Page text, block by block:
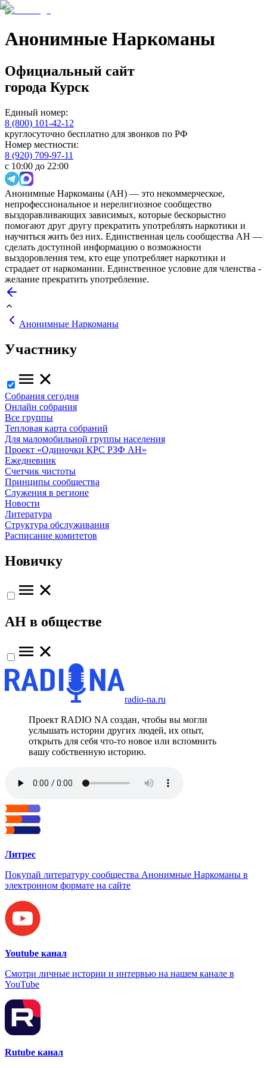
Анонимные Наркоманы
Официальный сайт
города Курск
Единый номер:
8 (800) 101-42-12
круглосуточно бесплатно для звонков по РФ
Номер местности:
8 (920) 709-97-11
с 10:00 до 22:00
Анонимные Наркоманы (АН) — это некоммерческое,
непрофессиональное и нерелигиозное сообщество
выздоравливающих зависимых, которые бескорыстно
помогают друг другу прекратить употреблять наркотики и
научиться жить без них. Единственная цель сообщества АН —
сделать доступной информацию о возможности
выздоровления тем, кто еще употребляет наркотики и
страдает от наркомании. Единственное условие для членства -
желание прекратить употребление.
Анонимные Наркоманы
Участнику
Собрания сегодня
Онлайн собрания
Все группы
Тепловая карта собраний
Для маломобильной группы населения
Проект «Одиночки КРС РЗФ АН»
Ежедневник
Счетчик чистоты
Принципы сообщества
Служения в регионе
Новости
Литература
Структура обслуживания
Расписание комитетов
Новичку
АН в обществе
radio-na.ru
Проект RADIO NA создан, чтобы вы могли
услышать истории других людей, их опыт,
открыть для себя что-то новое или вспомнить
вашу собственную историю.
Литрес
Покупай литературу сообщества Анонимные Наркоманы в
электронном формате на сайте
Youtube канал
Смотри личные истории и интервью на нашем канале в
YouTube
Rutube канал